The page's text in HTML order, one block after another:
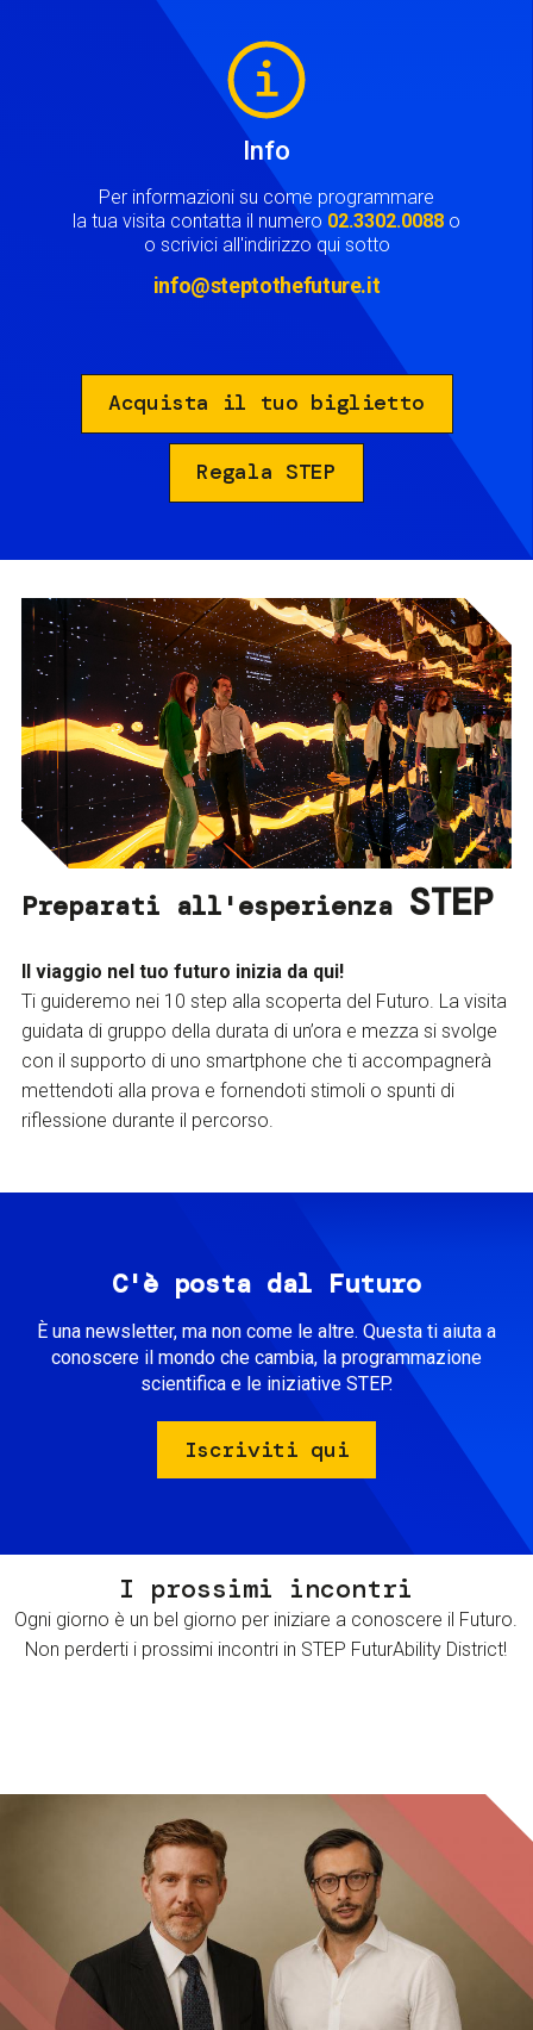
Info
Per informazioni su come programmare
la tua visita contatta il numero 02.3302.0088 o
o scrivici all'indirizzo qui sotto
info@steptothefuture.it
Acquista il tuo biglietto
Regala STEP
Preparati all'esperienza STEP
Il viaggio nel tuo futuro inizia da qui!
Ti guideremo nei 10 step alla scoperta del Futuro. La visita
guidata di gruppo della durata di un’ora e mezza si svolge
con il supporto di uno smartphone che ti accompagnerà
mettendoti alla prova e fornendoti stimoli o spunti di
riflessione durante il percorso.
C'è posta dal Futuro
È una newsletter, ma non come le altre. Questa ti aiuta a
conoscere il mondo che cambia, la programmazione
scientifica e le iniziative STEP.
Iscriviti qui
I prossimi incontri
Ogni giorno è un bel giorno per iniziare a conoscere il Futuro.
Non perderti i prossimi incontri in STEP FuturAbility District!